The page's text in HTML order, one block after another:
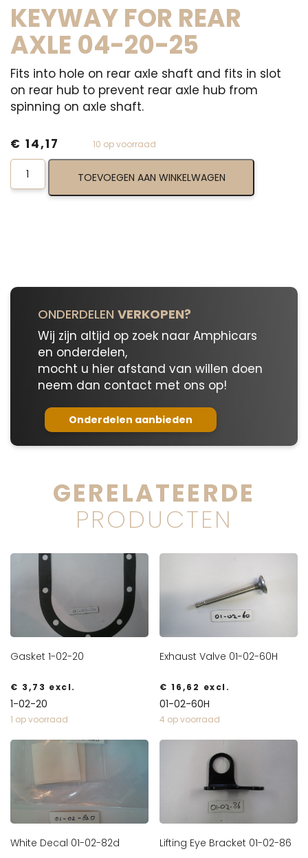
KEYWAY FOR REAR
AXLE 04-20-25
Fits into hole on rear axle shaft and fits in slot
on rear hub to prevent rear axle hub from
spinning on axle shaft.
10 op voorraad
€ 14,17
Keyway
Rear
TOEVOEGEN AAN WINKELWAGEN
ONDERDELEN VERKOPEN?
Wij zijn altijd op zoek naar Amphicars
en onderdelen,
mocht u hier afstand van willen doen
neem dan contact met ons op!
Onderdelen aanbieden
GERELATEERDE
PRODUCTEN
Gasket 1-02-20
€ 3,73 excl.
1-02-20
1 op voorraad
Exhaust Valve 01-02-60H
€ 16,62 excl.
01-02-60H
4 op voorraad
White Decal 01-02-82d Lifting Eye Bracket 01-02-86